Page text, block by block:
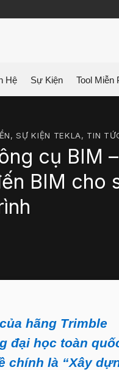
Hệ Sự Kiện Tool Miễn
,SỰ KIỆN TEKLA, TIN
cụ BIM
BIM cho
hãng Trimble
đại học toàn
chính là “Xây